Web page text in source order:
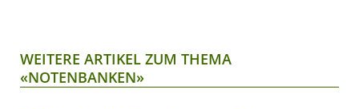
WEITERE ARTIKEL ZUM THEMA
«NOTENBANKEN»